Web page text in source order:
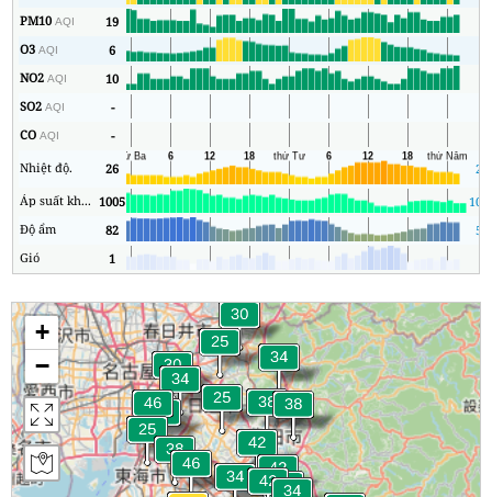
PM10AQI 19
O3AQI 6
NO2AQI 10
SO2AQI -
COAQI -
Nhiệt độ.
26
23
Áp suất không khí 1005
Độ ẩm
82
50
Gió
1
+
−